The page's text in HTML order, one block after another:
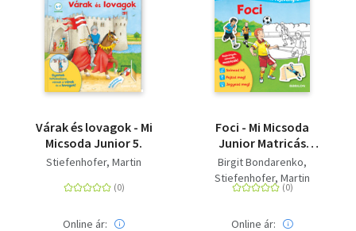
Várak és lovagok - Mi
Micsoda Junior 5.
Stiefenhofer, Martin
Online ár:
Foci - Mi Micsoda
Junior Matricás
rejtvényfüzet
Birgit Bondarenko
Stiefenhofer, Martin
Online ár: